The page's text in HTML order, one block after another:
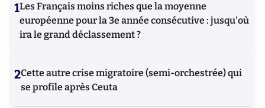
1Les Français moins riches que la moyenne
européenne pour la 3e année consécutive : jusqu'où
ira le grand déclassement ?
2Cette autre crise migratoire (semi-orchestrée) qui
se profile après Ceuta